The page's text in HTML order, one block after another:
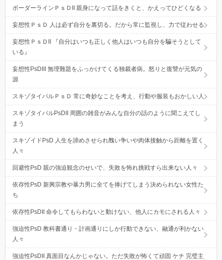
ボーダーラインＰｓＤII 親身になって話をきくと、かえってひどくなる
妄想性ＰｓＤ 人は必ず自分を裏切る。だから常に監視し、力で従わせる
妄想性ＰｓＤII 『自分はいつも正しく他人はいつも自分を騙そうとして
いる』
妄想性PsDIII 無理難題をふっかけてくる独裁者病。怒りと復讐が元気の
源
スキゾタイパルＰｓＤ 常に奇妙なことを考え、行動や服装もおかしい人
スキゾタイパルPsDII 周囲の雑音がみんな自分の話のように聞こえてし
まう
スキゾイドPsD 人生を諦めさせられ醜い争いや肉体接触から距離を置く
人々
回避性PsD 親の強迫観念のせいで、失敗を怖れ挑戦すら出来ない人々
依存性PsD 新興宗教や暴力男に全てを捧げてしまう決められない女性た
ち
依存性PsDII 命令してもらわないと動けない、他人にカモにされる人々
強迫性PsD 教科書通り・計画通りにしか行動できない、融通が利かない
人々
強迫性PsDII 真面目なんかじゃない。ただ失敗が怖くて頑固 ケチ 完璧主